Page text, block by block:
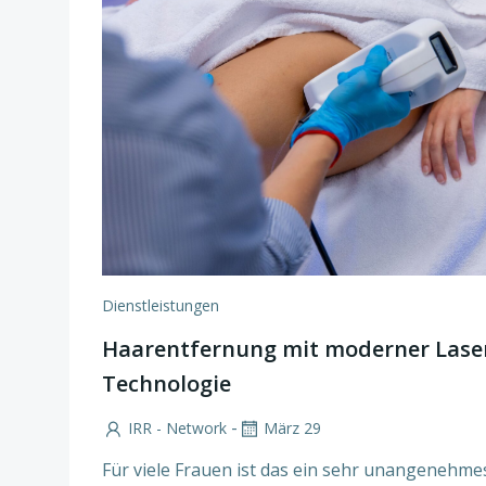
Dienstleistungen
Haarentfernung mit moderner
Technologie
IRR - Network - März 29
Für viele Frauen ist das ein sehr